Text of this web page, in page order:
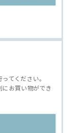
てください。
お買い物ができ